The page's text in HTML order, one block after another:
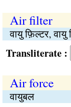
Air filter
वायु फ़िल्टर,
:
Air force
वायुबल